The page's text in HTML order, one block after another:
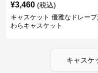
¥3,460 (税込)
キャスケット 優雅なドレー
わらキャスケット
キャスケ